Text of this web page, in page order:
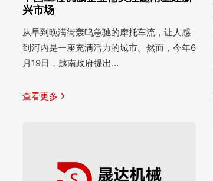
兴市场
从早到晚满街轰呜急驰的摩托车流，让人感
到河内是一座充满活力的城市。然而，今年6
月19日，越南政府提出…
查看更多